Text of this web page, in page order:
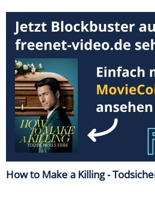
How to Make a Killing -